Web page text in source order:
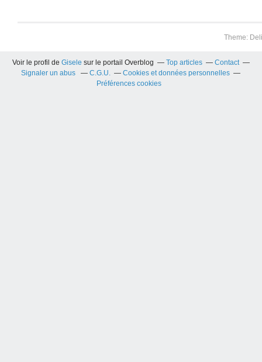
Theme:
Voir le profil de Gisele sur le portail Overblog Top articles
Contact
Signaler un abus
C.G.U.
Cookies et données personnelles
Préférences cookies